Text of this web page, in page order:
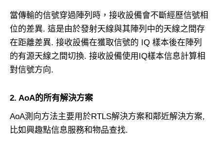
當傳輸的信號穿過陣列時，接收設備會不斷經歷信號相
位的差異. 這是由於發射天線與其陣列中的天線之間存
在距離差異. 接收設備在獲取信號的 IQ 樣本後在陣列
的有源天線之間切換. 接收設備使用IQ樣本信息計算相
對信號方向.
2. AoA的所有解決方案
AoA測向方法主要用於RTLS解決方案和鄰近解決方案,
比如興趣點信息服務和物品查找.